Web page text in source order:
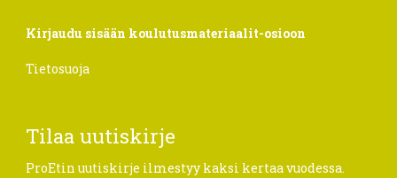
Kirjaudu sisään koulutusmateriaalit-osioon
Tietosuoja
Tilaa uutiskirje
ProEtin uutiskirje ilmestyy kaksi kertaa vuodessa.